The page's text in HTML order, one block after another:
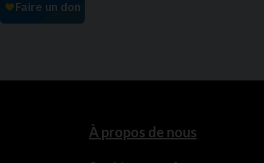
À propos de nous